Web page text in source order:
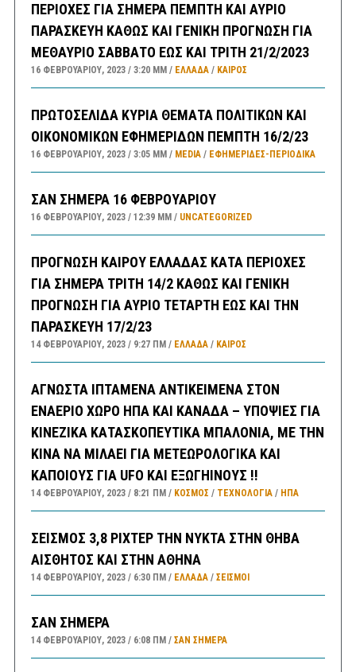
ΠΕΡΙΟΧΕΣ ΓΙΑ ΣΗΜΕΡΑ ΠΕΜΠΤΗ ΚΑΙ ΑΥΡΙΟ
ΠΑΡΑΣΚΕΥΗ ΚΑΘΩΣ ΚΑΙ ΓΕΝΙΚΗ ΠΡΟΓΝΩΣΗ ΓΙΑ
ΜΕΘΑΥΡΙΟ ΣΑΒΒΑΤΟ ΕΩΣ ΚΑΙ ΤΡΙΤΗ 21/2/2023
16 ΦΕΒΡΟΥΑΡΊΟΥ, 2023 3:20 ΜΜ ΕΛΛΑΔA/ ΚΑΙΡΌΣ
ΠΡΩΤΟΣΕΛΙΔΑ ΚΥΡΙΑ ΘΕΜΑΤΑ ΠΟΛΙΤΙΚΩΝ ΚΑΙ
ΟΙΚΟΝΟΜΙΚΩΝ ΕΦΗΜΕΡΙΔΩΝ ΠΕΜΠΤΗ 16/2/23
16 ΦΕΒΡΟΥΑΡΊΟΥ, 2023 3:05 ΜΜ MEDIA/ ΕΦΗΜΕΡΊΔΕΣ-ΠΕΡΙΟΔΙΚΆ
ΣΑΝ ΣΗΜΕΡΑ 16 ΦΕΒΡΟΥΑΡΙΟΥ
16 ΦΕΒΡΟΥΑΡΊΟΥ, 2023 12:39 ΜΜ UNCATEGORIZED
ΠΡΟΓΝΩΣΗ ΚΑΙΡΟΥ ΕΛΛΑΔΑΣ ΚΑΤΑ ΠΕΡΙΟΧΕΣ
ΓΙΑ ΣΗΜΕΡΑ ΤΡΙΤΗ 14/2 ΚΑΘΩΣ ΚΑΙ ΓΕΝΙΚΗ
ΠΡΟΓΝΩΣΗ ΓΙΑ ΑΥΡΙΟ ΤΕΤΑΡΤΗ ΕΩΣ ΚΑΙ ΤΗΝ
ΠΑΡΑΣΚΕΥΗ 17/2/23
14 ΦΕΒΡΟΥΑΡΊΟΥ, 2023 9:27 ΠΜ ΕΛΛΑΔA/ ΚΑΙΡΌΣ
ΑΓΝΩΣΤΑ ΙΠΤΑΜΕΝΑ ΑΝΤΙΚΕΙΜΕΝΑ ΣΤΟΝ
ΕΝΑΕΡΙΟ ΧΩΡΟ ΗΠΑ ΚΑΙ ΚΑΝΑΔΑ – ΥΠΟΨΙΕΣ ΓΙΑ
ΚΙΝΕΖΙΚΑ ΚΑΤΑΣΚΟΠΕΥΤΙΚΑ ΜΠΑΛΟΝΙΑ, ΜΕ ΤΗΝ
ΚΙΝΑ ΝΑ ΜΙΛΑΕΙ ΓΙΑ ΜΕΤΕΩΡΟΛΟΓΙΚΑ ΚΑΙ
ΚΑΠΟΙΟΥΣ ΓΙΑ UFO ΚΑΙ ΕΞΩΓΗΙΝΟΥΣ !!
14 ΦΕΒΡΟΥΑΡΊΟΥ, 2023 8:21 ΠΜ ΚΟΣΜΟΣ / ΤΕΧΝΟΛΟΓΙΑ/ ΗΠΑ
ΣΕΙΣΜΟΣ 3,8 ΡΙΧΤΕΡ ΤΗΝ ΝΥΚΤΑ ΣΤΗΝ ΘΗΒΑ
ΑΙΣΘΗΤΟΣ ΚΑΙ ΣΤΗΝ ΑΘΗΝΑ
14 ΦΕΒΡΟΥΑΡΊΟΥ, 2023 6:30 ΠΜ ΕΛΛΑΔA/ ΣΕΙΣΜΟΙ
ΣΑΝ ΣΗΜΕΡΑ
14 ΦΕΒΡΟΥΑΡΊΟΥ, 2023 6:08 ΠΜ ΣΑΝ ΣΉΜΕΡΑ